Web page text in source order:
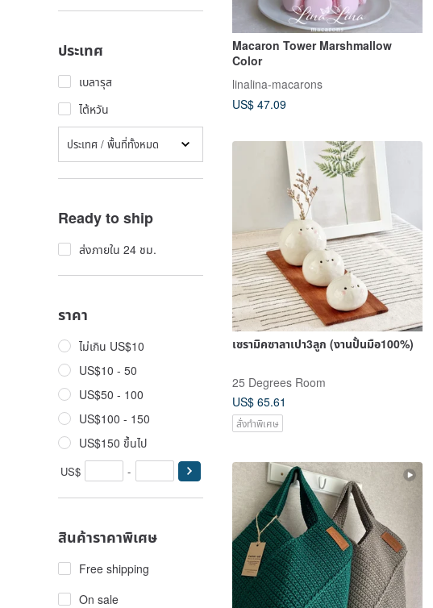
ประเทศ
เบลารุส
ไต้หวัน
ประเทศ / พื้นที่ทั้งหมด
Ready to ship
ส่งภายใน 24 ชม.
ราคา
ไม่เกิน US$10
US$10 - 50
US$50 - 100
US$100 - 150
US$150 ขึ้นไป
US$ -
สินค้าราคาพิเศษ
Free shipping
On sale
Macaron Tower Marshmallow
Color
linalina-macarons
US$ 47.09
เซรามิคซาลาเปา3ลูก (งานปั้นมือ100%)
25 Degrees Room
US$ 65.61
สั่งทำพิเศษ